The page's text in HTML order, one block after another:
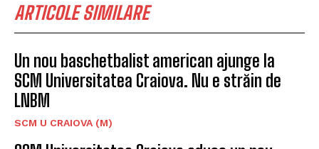
ARTICOLE SIMILARE
Un nou baschetbalist american ajunge la
SCM Universitatea Craiova. Nu e străin de
LNBM
SCM U CRAIOVA (M)